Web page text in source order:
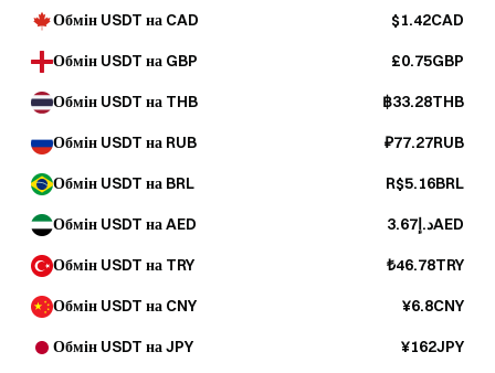
Обмін USDT на CAD $1.42CAD
Обмін USDT на GBP £0.75GBP
Обмін USDT на THB ฿33.28THB
Обмін USDT на RUB ₽77.27RUB
Обмін USDT на BRL R$5.16BRL
Обмін USDT на AED د.إ3.67AED
Обмін USDT на TRY ₺46.78TRY
Обмін USDT на CNY ¥6.8CNY
Обмін USDT на JPY ¥162JPY